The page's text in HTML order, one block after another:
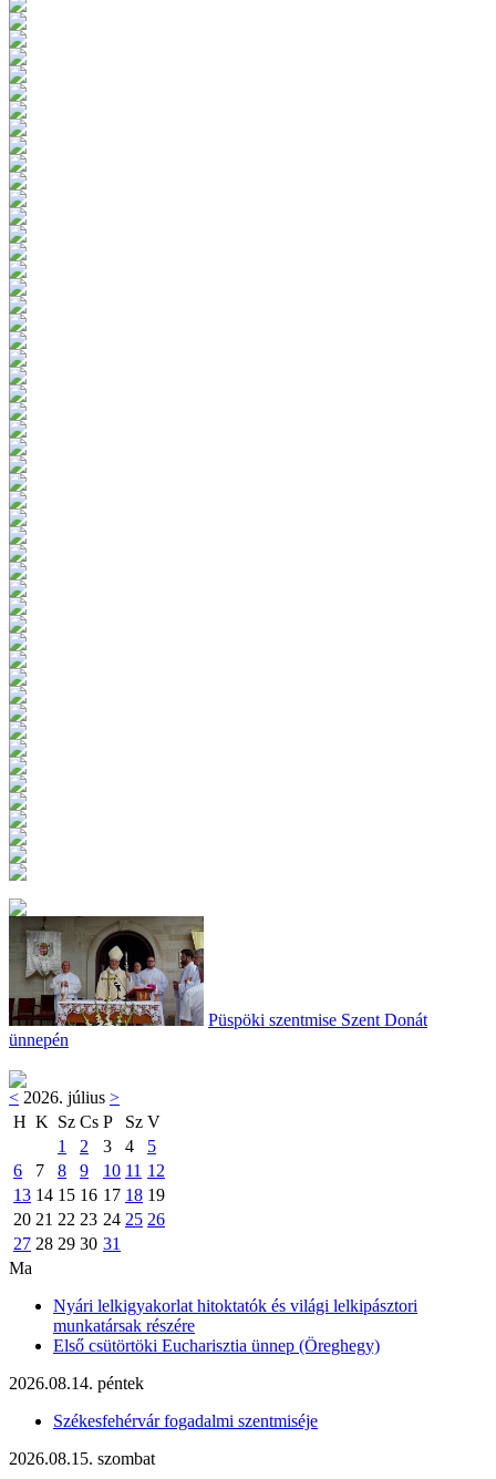
Püspöki szentmise Szent Donát
ünnepén
< 2026. július >
H K Sz Cs P Sz V
1
2 3 4
5
6
7 8 9 10 11 12
13 14 15 16 17 18 19
20 21 22 23 24 25 26
27 28 29 30 31
Ma
Nyári lelkigyakorlat hitoktatók és világi lelkipásztori
munkatársak részére
Első csütörtöki Eucharisztia ünnep (Öreghegy)
2026.08.14. péntek
Székesfehérvár fogadalmi szentmiséje
2026.08.15. szombat